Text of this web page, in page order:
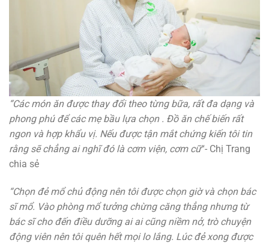
“Các món ăn được thay đổi theo từng bữa, rất đa dạng và
phong phú để các mẹ bầu lựa chọn . Đồ ăn chế biến rất
ngon và hợp khẩu vị. Nếu được tận mắt chứng kiến tôi tin
rằng sẽ chẳng ai nghĩ đó là cơm viện, cơm cữ“- Chị Trang
chia sẻ
“Chọn đẻ mổ chủ động nên tôi được chọn giờ và chọn bác
sĩ mổ. Vào phòng mổ tưởng chừng căng thẳng nhưng từ
bác sĩ cho đến điều dưỡng ai ai cũng niềm nở, trò chuyện
động viên nên tôi quên hết mọi lo lắng. Lúc đẻ xong được